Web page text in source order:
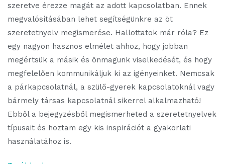
szeretve érezze magát az adott kapcsolatban. Ennek
megvalósításában lehet segítségünkre az öt
szeretetnyelv megismerése. Hallottatok már róla? Ez
egy nagyon hasznos elmélet ahhoz, hogy jobban
megértsük a másik és önmagunk viselkedését, és hogy
megfelelően kommunikáljuk ki az igényeinket. Nemcsak
a párkapcsolatnál, a szülő-gyerek kapcsolatoknál vagy
bármely társas kapcsolatnál sikerrel alkalmazható!
Ebből a bejegyzésből megismerheted a szeretetnyelvek
típusait és hoztam egy kis inspirációt a gyakorlati
használatához is.